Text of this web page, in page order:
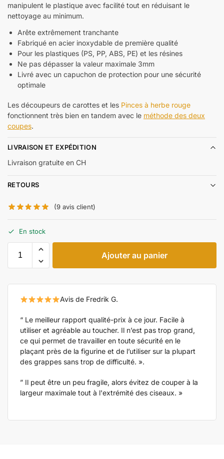
manipulent le plastique avec facilité tout en réduisant le
nettoyage au minimum.
Arête extrêmement tranchante
Fabriqué en acier inoxydable de première qualité
Pour les plastiques (PS, PP, ABS, PE) et les résines
Ne pas dépasser la valeur maximale 3mm
Livré avec un capuchon de protection pour une sécurité
optimale
Les découpeurs de carottes et les Pinces à herbe rouge
fonctionnent très bien en tandem avec le méthode des deux
coupes.
LIVRAISON ET EXPÉDITION
Livraison gratuite en CH
RETOURS
(9 avis client)
En stock
Ajouter au panier
Avis de Fredrik G.
“ Le meilleur rapport qualité-prix à ce jour. Facile à
utiliser et agréable au toucher. Il n’est pas trop grand,
ce qui permet de travailler en toute sécurité en le
plaçant près de la figurine et de l’utiliser sur la plupart
des grappes sans trop de difficulté. ».
” Il peut être un peu fragile, alors évitez de couper à la
largeur maximale tout à l'extrémité des ciseaux. »